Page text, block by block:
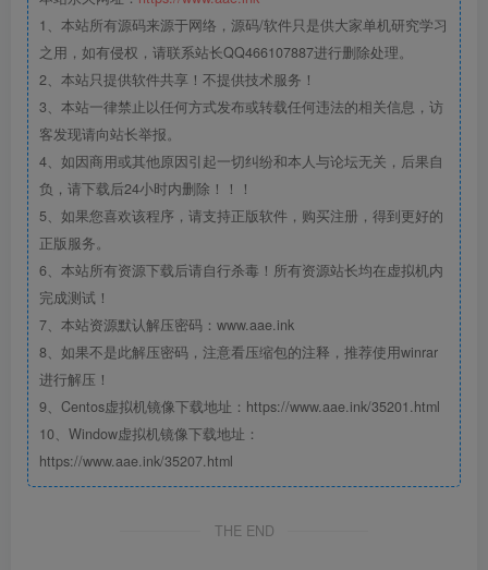
1、本站所有源码来源于网络，源码/软件只是供大家单机研究学习
之用，如有侵权，请联系站长QQ466107887进行删除处理。
2、本站只提供软件共享！不提供技术服务！
3、本站一律禁止以任何方式发布或转载任何违法的相关信息，访
客发现请向站长举报。
4、如因商用或其他原因引起一切纠纷和本人与论坛无关，后果自
负，请下载后24小时内删除！！！
5、如果您喜欢该程序，请支持正版软件，购买注册，得到更好的
正版服务。
6、本站所有资源下载后请自行杀毒！所有资源站长均在虚拟机内
完成测试！
7、本站资源默认解压密码：www.aae.ink
8、如果不是此解压密码，注意看压缩包的注释，推荐使用winrar
进行解压！
9、Centos虚拟机镜像下载地址：https://www.aae.ink/35201.html
10、Window虚拟机镜像下载地址：
https://www.aae.ink/35207.html
THE END